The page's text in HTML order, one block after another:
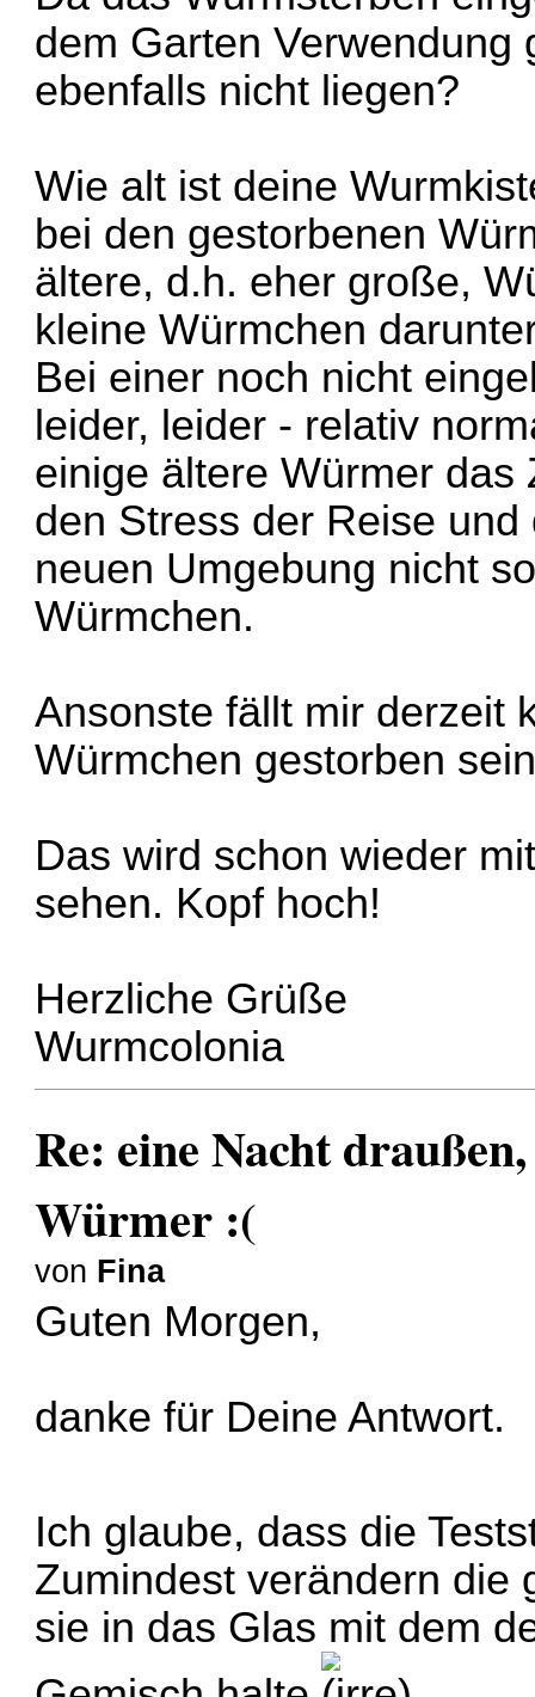
dem Garten Verwendung
ebenfalls nicht liegen?
Wie alt ist deine
bei den gestorbenen
ältere, d.h. eher große,
kleine Würmchen
Bei einer noch nicht
leider, leider - relativ
einige ältere Würmer
den Stress der Reise
neuen Umgebung nicht
Würmchen.
Ansonste fällt mir derzeit
Würmchen gestorben
Das wird schon wieder
sehen. Kopf hoch!
Herzliche Grüße
Wurmcolonia
Re: eine Nacht
Würmer :(
von Fina
Guten Morgen,
danke für Deine Antwort.
Ich glaube, dass die
Zumindest verändern die
sie in das Glas mit dem